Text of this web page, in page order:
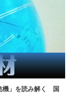
機」を読み解く 国